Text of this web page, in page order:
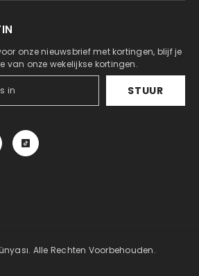
onze nieuwsbrief met kortingen, blijf je
van onze wekelijkse kortingen.
STUUR
Alle Rechten Voorbehouden.